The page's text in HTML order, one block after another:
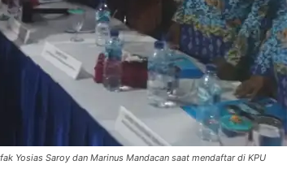
Yosias Saroy dan Marinus Mandacan saat mendaftar di KPU